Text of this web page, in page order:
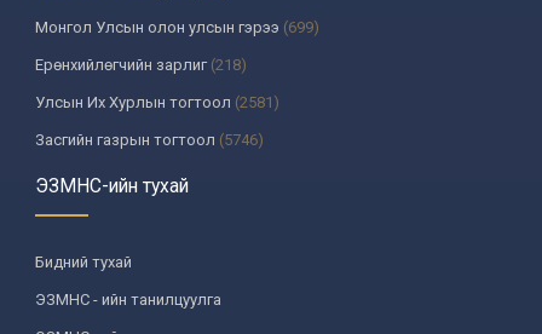
Монгол Улсын олон улсын гэрээ (699)
Ерөнхийлөгчийн зарлиг(218)
Улсын Их Хурлын тогтоол (2581)
Засгийн газрын тогтоол (5746)
Үндсэн хуулийн цэцийн шийдвэр
Улсын дээд шүүхийн тогтоол
УИХ-аас томилогддог байгууллагын дарга, түүнтэй адилтгах албан
тушаалтны шийдвэр
Сайдын тушаал(987)
ЭЗМНС-ийн тухай
Бидний тухай
ЭЗМНС - ийн танилцуулга